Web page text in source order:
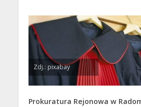
Zdj.: pixabay
Prokuratura Rejonowa w